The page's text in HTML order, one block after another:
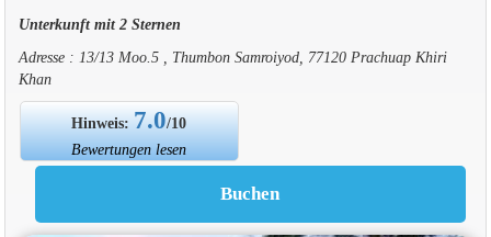
Unterkunft mit 2 Sternen
Adresse : 13/13 Moo.5 , Thumbon Samroiyod, 77120 Prachuap Khiri
Khan
Hinweis: 7.0/10
Bewertungen lesen